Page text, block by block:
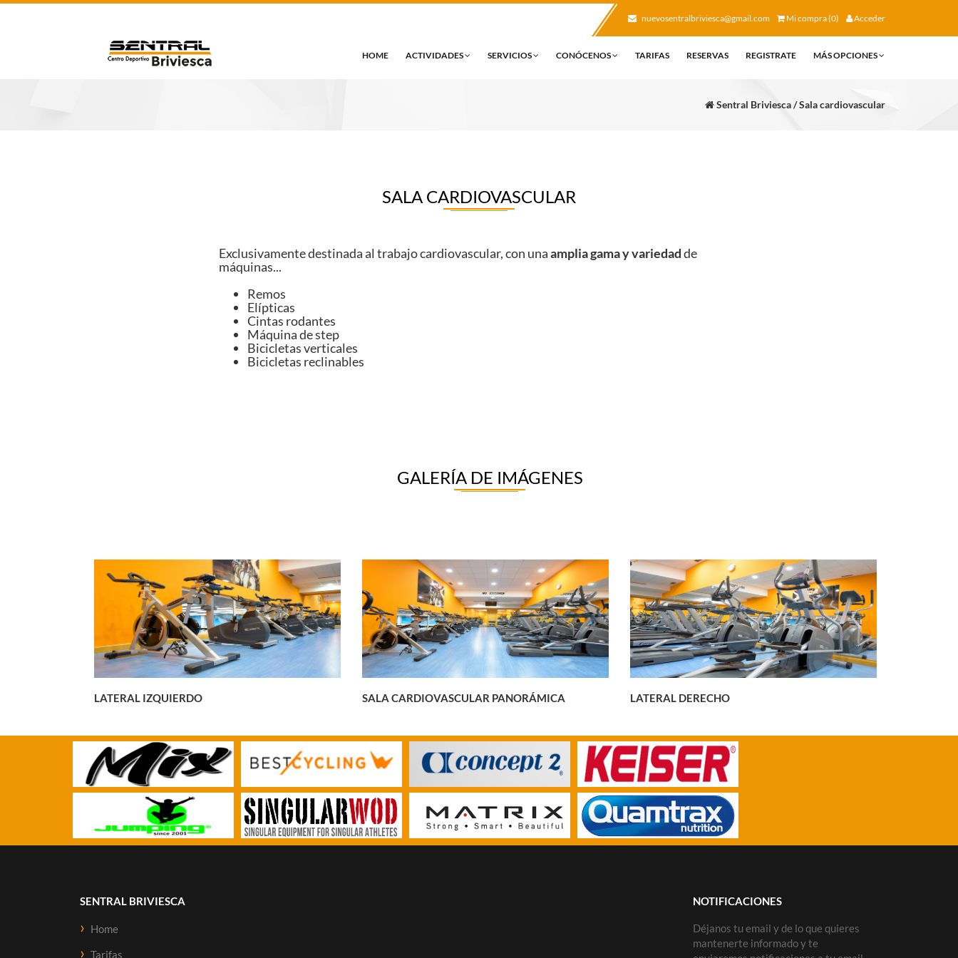
nuevosentralbriviesca@gmail.com Mi compra (0) Acceder
HOME ACTIVIDADES SERVICIOS CONÓCENOS TARIFAS RESERVAS REGISTRATE MÁS OPCIONES
Sentral Briviesca / Sala cardiovascular
SALA CARDIOVASCULAR
Exclusivamente destinada al trabajo cardiovascular, con unaamplia gama y variedadde
máquinas...
Remos
Elípticas
Cintas rodantes
Máquina de step
Bicicletas verticales
Bicicletas reclinables
GALERÍA DE IMÁGENES
LATERAL IZQUIERDO SALA CARDIOVASCULAR PANORÁMICA LATERAL DERECHO
SENTRAL BRIVIESCA
Home
Tarifas
NOTIFICACIONES
Déjanos tu email y de lo que quieres
mantenerte informado y te